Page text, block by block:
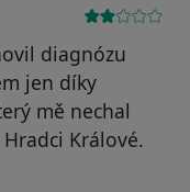
diagnózu
jen díky
mě nechal
Králové.